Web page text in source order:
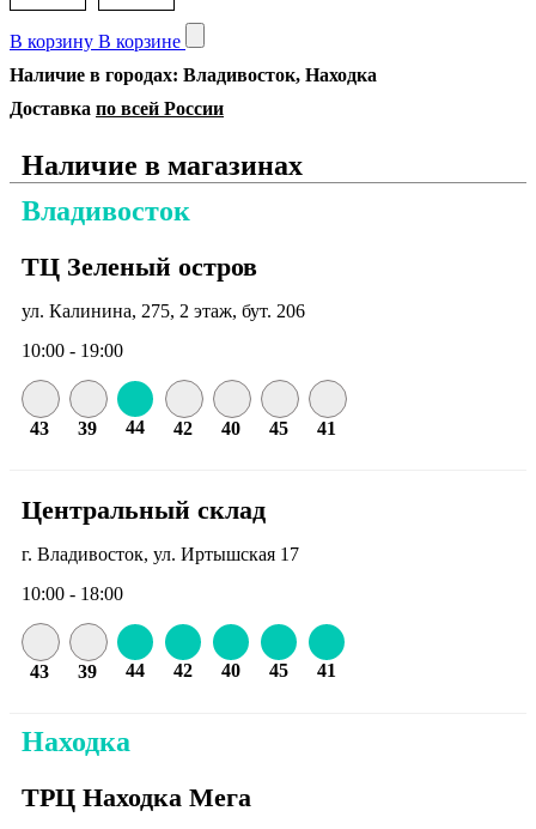
В корзину В корзине
Наличие в городах: Владивосток, Находка
Доставка по всей России
Наличие в магазинах
Владивосток
ТЦ Зеленый остров
ул. Калинина, 275, 2 этаж, бут. 206
10:00 - 19:00
43 39 44 42 40 45 41
Центральный склад
г. Владивосток, ул. Иртышская 17
10:00 - 18:00
43 39 44 42 40 45 41
Находка
ТРЦ Находка Мега